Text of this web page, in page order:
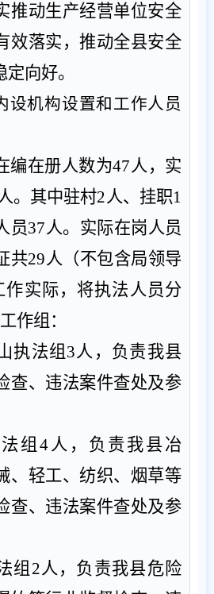
推动生产经营单位安全
效落实，推动全县安全
向好。
设机构设置和工作人员
编在册人数为47 人，实
人。其中驻村2 人、挂职1
员37 人。 实际在岗人员
共29 人（不包含局领导
作实际，将执法人员分
作组：
执法组 3 人，负责我县
查、违法案件查处及参
组 4人，负责我县冶
、轻工、纺织、烟草等
查、违法案件查处及参
组 2 人，负责我县危险